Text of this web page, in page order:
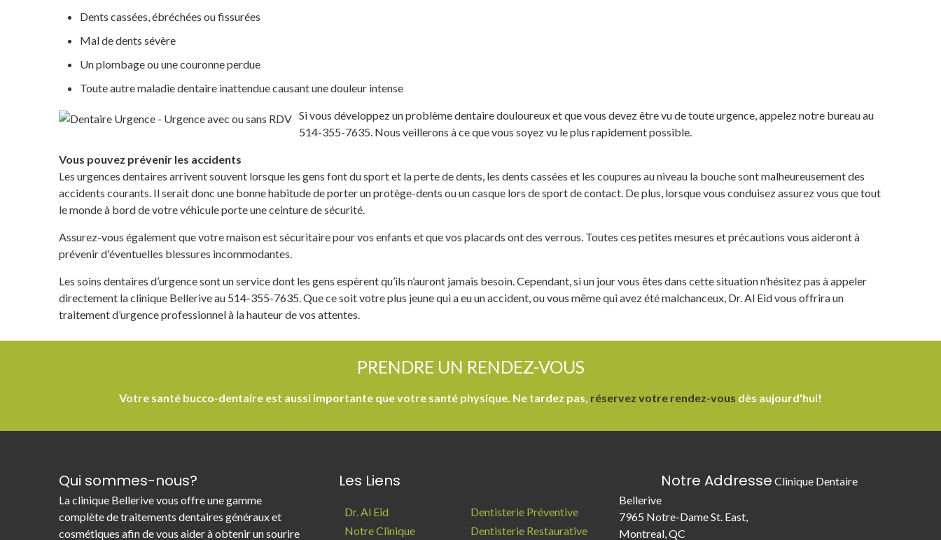
Dents cassées, ébréchées ou fissurées
Mal de dents sévère
Un plombage ou une couronne perdue
Toute autre maladie dentaire inattendue causant une douleur intense
Si vous développez un problème dentaire douloureux et que vous devez être vu de toute urgence, appelez notre bureau au
514-355-7635. Nous veillerons à ce que vous soyez vu le plus rapidement possible.
Vous pouvez prévenir les accidents
Les urgences dentaires arrivent souvent lorsque les gens font du sport et la perte de dents, les dents cassées et les coupures au niveau la bouche sont malheureusement des
accidents courants. Il serait donc une bonne habitude de porter un protège-dents ou un casque lors de sport de contact. De plus, lorsque vous conduisez assurez vous que tout
le monde à bord de votre véhicule porte une ceinture de sécurité.
Assurez-vous également que votre maison est sécuritaire pour vos enfants et que vos placards ont des verrous. Toutes ces petites mesures et précautions vous aideront à
prévenir d'éventuelles blessures incommodantes.
Les soins dentaires d’urgence sont un service dont les gens espèrent qu’ils n’auront jamais besoin. Cependant, si un jour vous êtes dans cette situation n’hésitez pas à appeler
directement la clinique Bellerive au 514-355-7635. Que ce soit votre plus jeune qui a eu un accident, ou vous même qui avez été malchanceux, Dr. Al Eid vous offrira un
traitement d’urgence professionnel à la hauteur de vos attentes.
PRENDRE UN RENDEZ-VOUS
Votre santé bucco-dentaire est aussi importante que votre santé physique. Ne tardez pas, réservez votre rendez-vous dès aujourd'hui!
Qui sommes-nous?
La clinique Bellerive vous offre une gamme
complète de traitements dentaires généraux et
cosmétiques afin de vous aider à obtenir un sourire
Les Liens
Dr. Al Eid
Notre Clinique
Dentisterie Préventive
Dentisterie Restaurative
Notre Addresse Clinique Dentaire
Bellerive
7965 Notre-Dame St. East,
Montreal, QC